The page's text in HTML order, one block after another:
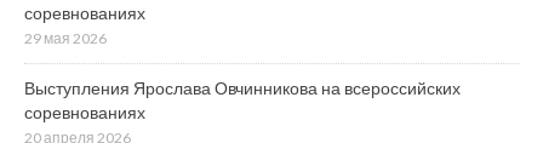
соревнованиях
29 мая 2026
Выступления Ярослава Овчинникова на всероссийских
соревнованиях
20 апреля 2026